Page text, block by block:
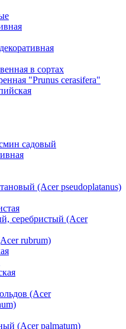
в сортах
"Prunus cerasifera"
садовый
(Acer pseudoplatanus)
серебристый (Acer
rubrum)
(Acer
(Acer palmatum)